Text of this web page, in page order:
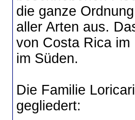
die ganze
aller Arten aus.
von Costa Rica im
im Süden.
Die Familie
gegliedert: